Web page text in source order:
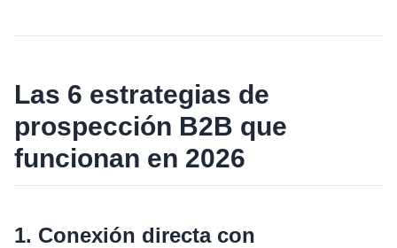
Las 6 estrategias de
prospección B2B que
funcionan en 2026
1. Conexión directa con